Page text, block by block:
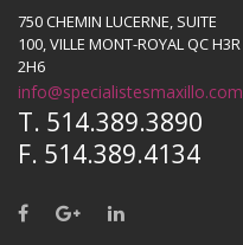
750 CHEMIN LUCERNE, SUITE
100, VILLE MONT-ROYAL QC H3R
2H6
info@specialistesmaxillo.com
T. 514.389.3890
F. 514.389.4134